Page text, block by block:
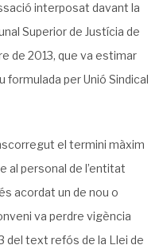
interposat davant la
Superior de Justícia de
de 2013, que va estimar
formulada per Unió Sindical
el termini màxim
al personal de l’entitat
acordat un de nou o
va perdre vigència
del text refós de la Llei de